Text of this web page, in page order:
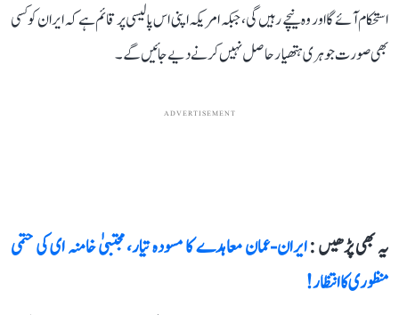
استحکام آئے گا اور وہ نیچے رہیں گی، جبکہ امریکہ اپنی اس پالیسی پر قائم ہے کہ ایران کو کسی
بھی صورت جوہری ہتھیار حاصل نہیں کرنے دیے جائیں گے۔
ADVERTISEMENT
یہ بھی پڑھیں :ایران-عمان معاہدے کا مسودہ تیار، مجتبیٰ خامنہ ای کی حتمی
منظوری کا انتظار!